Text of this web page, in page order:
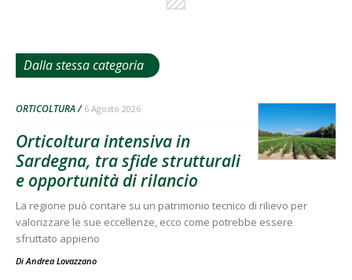
Dalla stessa categoria
ORTICOLTURA 6 Agosto 2026
Orticoltura intensiva in
Sardegna, tra sfide strutturali
e opportunità di rilancio
La regione può contare su un patrimonio tecnico di rilievo per
valorizzare le sue eccellenze, ecco come potrebbe essere
sfruttato appieno
Di Andrea Lovazzano